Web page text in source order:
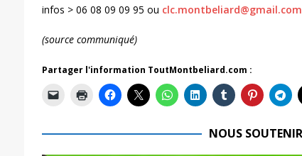
infos > 06 08 09 09 95 ou clc.montbeliard@gmail.com
(source communiqué)
Partager l'information ToutMontbeliard.com :
NOUS SOUTENIR